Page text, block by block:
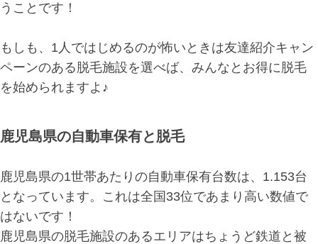
うことです！
もしも、1人ではじめるのが怖いときは友達紹介キャン
ペーンのある脱毛施設を選べば、みんなとお得に脱毛
を始められますよ♪
鹿児島県の自動車保有と脱毛
鹿児島県の1世帯あたりの自動車保有台数は、1.153台
となっています。これは全国33位であまり高い数値で
はないです！
鹿児島県の脱毛施設のあるエリアはちょうど鉄道と被